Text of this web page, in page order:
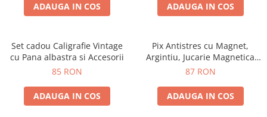
ADAUGA IN COS ADAUGA IN COS
Set cadou Caligrafie Vintage
cu Pana albastra si Accesorii
85 RON
ADAUGA IN COS
Pix Antistres cu Magnet,
Argintiu, Jucarie Magnetica
pentru Birou
87 RON
ADAUGA IN COS